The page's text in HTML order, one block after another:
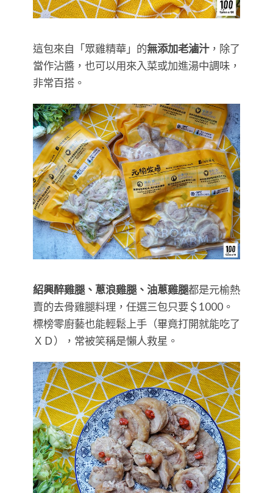
這包來自「眾雞精華」的無添加老滷汁，除了
當作沾醬，也可以用來入菜或加進湯中調味，
非常百搭。
紹興醉雞腿、蔥浪雞腿、油蔥雞腿都是元榆熱
賣的去骨雞腿料理，任選三包只要＄1000。
標榜零廚藝也能輕鬆上手（畢竟打開就能吃了
ＸＤ），常被笑稱是懶人救星。